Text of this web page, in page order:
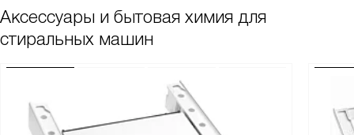
Аксессуары и бытовая химия для
стиральных машин